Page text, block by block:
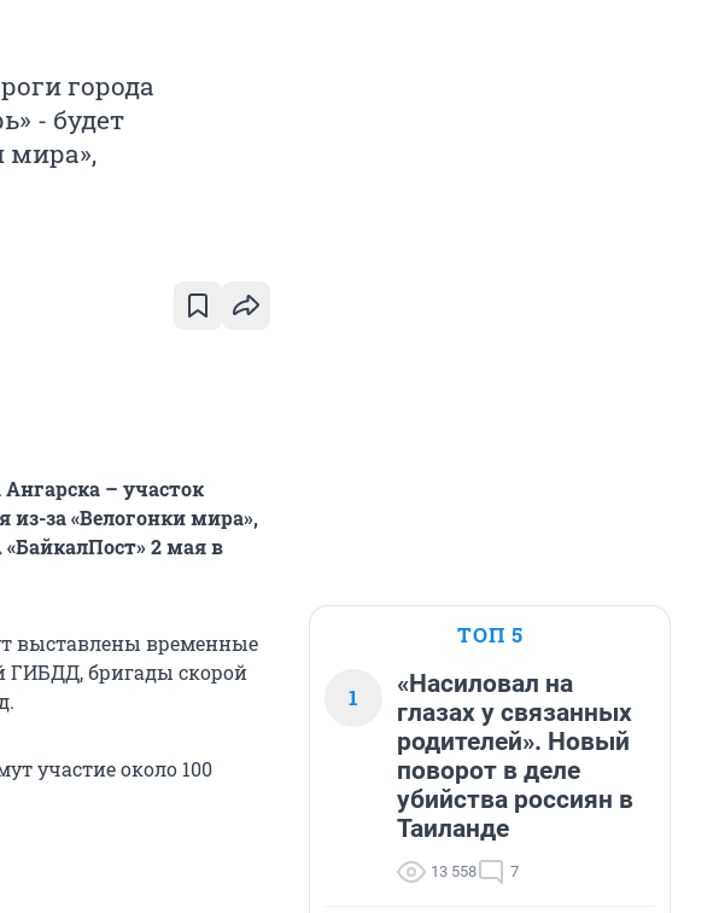
города
- будет
мира»,
– участок
из-за «Велогонки мира»,
2 мая в
выставлены временные
ГИБДД, бригады скорой
участие около 100
ТОП 5
1
«Насиловал на
глазах у связанных
родителей». Новый
поворот в деле
убийства россиян в
Таиланде
13 558 7